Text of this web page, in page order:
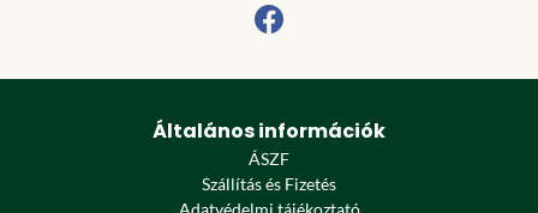
Általános információk
ÁSZF
Szállítás és Fizetés
Adatvédelmi tájékoztató